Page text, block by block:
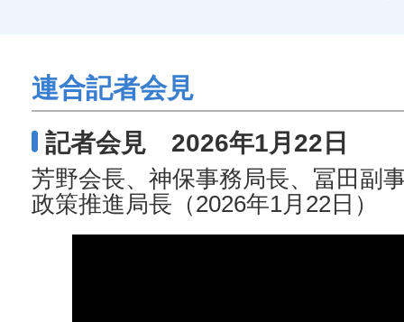
連合記者会見
記者会見 2026年1月22日
芳野会長、神保事務局長、冨田副
政策推進局長（2026年1月22日）